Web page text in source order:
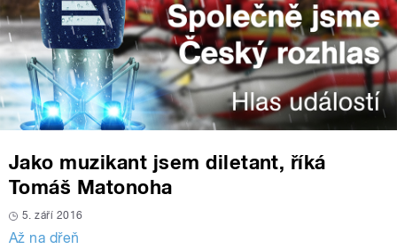
Jako muzikant jsem diletant, říká
Tomáš Matonoha
5. září 2016
Až na dřeň